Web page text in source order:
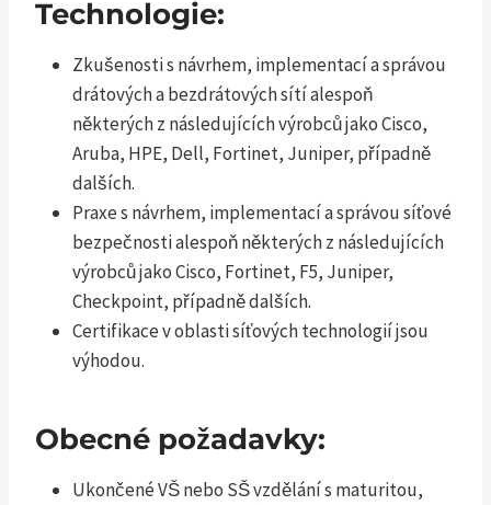
Technologie:
Zkušenosti s návrhem, implementací a správou
drátových a bezdrátových sítí alespoň
některých z následujících výrobců jako Cisco,
Aruba, HPE, Dell, Fortinet, Juniper, případně
dalších.
Praxe s návrhem, implementací a správou síťové
bezpečnosti alespoň některých z následujících
výrobců jako Cisco, Fortinet, F5, Juniper,
Checkpoint, případně dalších.
Certifikace v oblasti síťových technologií jsou
výhodou.
Obecné požadavky:
Ukončené VŠ nebo SŠ vzdělání s maturitou,